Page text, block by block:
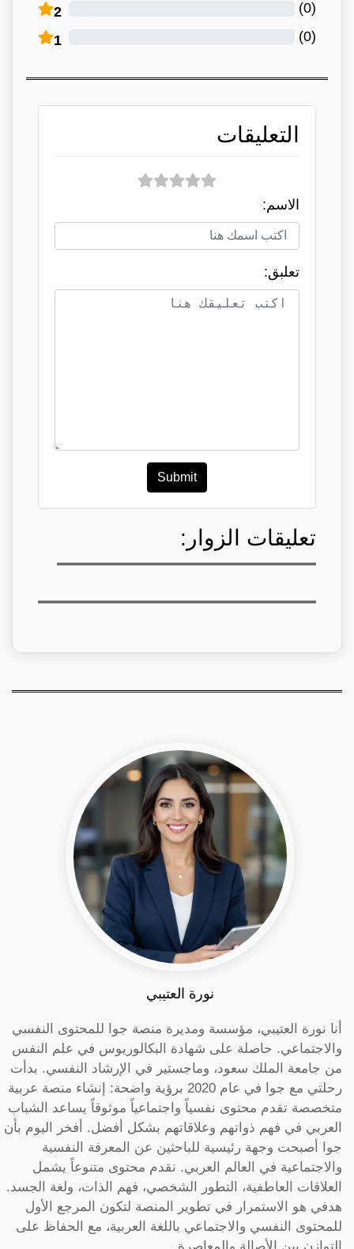
2 (
0
)
1 (
0
)
التعليقات
الاسم:
تعلبق:
Submit
تعليقات الزوار:
نورة العتيبي
أنا نورة العتيبي، مؤسسة ومديرة منصة جوا للمحتوى النفسي
والاجتماعي. حاصلة على شهادة البكالوريوس في علم النفس
من جامعة الملك سعود، وماجستير في الإرشاد النفسي. بدأت
رحلتي مع جوا في عام 2020 برؤية واضحة: إنشاء منصة عربية
متخصصة تقدم محتوى نفسياً واجتماعياً موثوقاً يساعد الشباب
العربي في فهم ذواتهم وعلاقاتهم بشكل أفضل. أفخر اليوم بأن
جوا أصبحت وجهة رئيسية للباحثين عن المعرفة النفسية
والاجتماعية في العالم العربي. نقدم محتوى متنوعاً يشمل
العلاقات العاطفية، التطور الشخصي، فهم الذات، ولغة الجسد.
هدفي هو الاستمرار في تطوير المنصة لتكون المرجع الأول
للمحتوى النفسي والاجتماعي باللغة العربية، مع الحفاظ على
التوازن بين الأصالة والمعاصرة.